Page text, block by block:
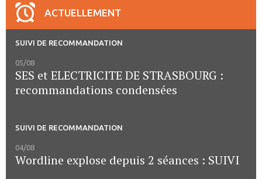
ACTUELLEMENT
SUIVI DE RECOMMANDATION
05/08
SES et ELECTRICITE DE STRASBOURG :
recommandations condensées
SUIVI DE RECOMMANDATION
04/08
Wordline explose depuis 2 séances : SUIVI